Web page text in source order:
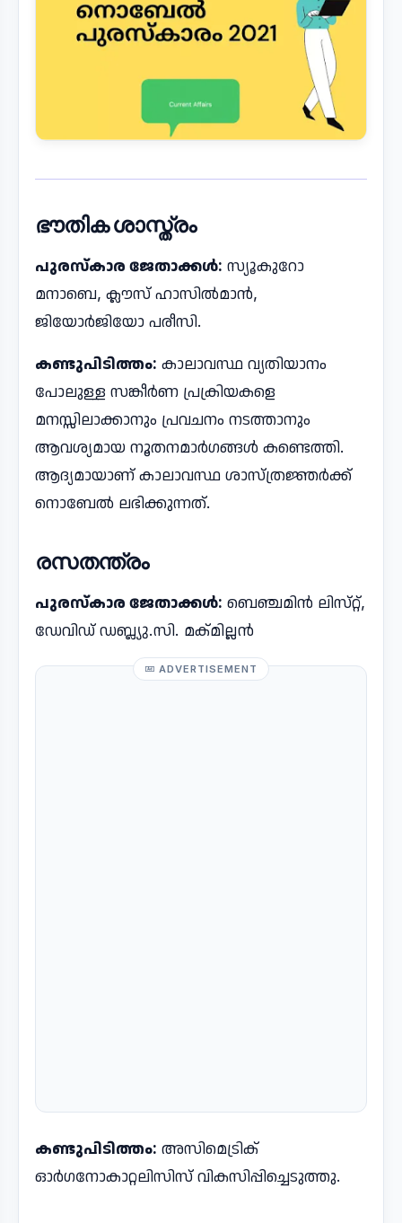
ഭൗതിക ശാസ്ത്രം
പുരസ്​കാര ജേതാക്കൾ: സ്യൂകുറോ
മനാബെ, ക്ലൗസ് ​ഹാസിൽമാൻ,
ജിയോര്‍ജിയോ പരീസി.
കണ്ടുപിടിത്തം: കാലാവസ്ഥ വ്യതിയാനം
പോലുള്ള സങ്കീര്‍ണ പ്രക്രിയകളെ
മനസ്സിലാക്കാനും പ്രവചനം നടത്താനും
ആവശ്യമായ നൂതനമാര്‍ഗങ്ങള്‍ കണ്ടെത്തി.
ആദ്യമായാണ് കാലാവസ്ഥ ശാസ്ത്രജ്ഞർക്ക്
നൊബേൽ ലഭിക്കുന്നത്.
രസതന്ത്രം
പുരസ്​കാര ജേതാക്കൾ: ബെഞ്ചമിന്‍ ലിസ്​റ്റ്​,
ഡേവിഡ് ഡബ്ല്യു.സി. മക്മില്ലൻ
ADVERTISEMENT
കണ്ടുപിടിത്തം: അസിമെട്രിക്
ഓര്‍ഗനോകാറ്റലിസിസ് വികസിപ്പിച്ചെടുത്തു.